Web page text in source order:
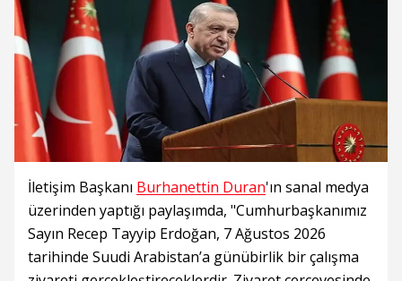
İletişim Başkanı Burhanettin Duran'ın sanal medya
üzerinden yaptığı paylaşımda, "Cumhurbaşkanımız
Sayın Recep Tayyip Erdoğan, 7 Ağustos 2026
tarihinde Suudi Arabistan’a günübirlik bir çalışma